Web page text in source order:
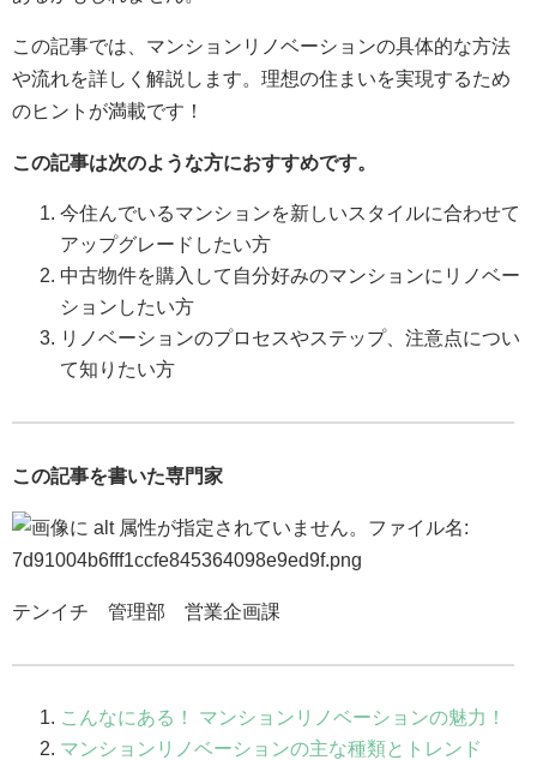
この記事では、マンションリノベーションの具体的な方法
や流れを詳しく解説します。理想の住まいを実現するため
のヒントが満載です！
この記事は次のような方におすすめです。
今住んでいるマンションを新しいスタイルに合わせて
アップグレードしたい方
中古物件を購入して自分好みのマンションにリノベー
ションしたい方
リノベーションのプロセスやステップ、注意点につい
て知りたい方
この記事を書いた専門家
テンイチ 管理部 営業企画課
こんなにある！ マンションリノベーションの魅力！
マンションリノベーションの主な種類とトレンド